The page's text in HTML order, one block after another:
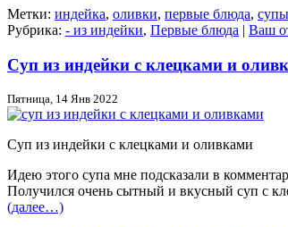
Метки: индейка, оливки, первые блюда, супы
Рубрика: - из индейки, Первые блюда | Ваш
Суп из индейки с клецками и
Пятница, 14 Янв 2022
Суп из индейки с клецками и оливками
Идею этого супа мне подсказали в
Получился очень сытный и вкусный суп с
(далее…)